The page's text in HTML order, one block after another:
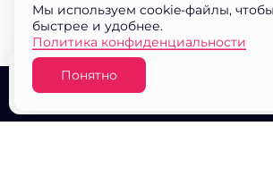
О проекте Выбор квартир
Мы используем cookie-файлы,
быстрее и удобнее.
Политика конфиденциальности
Понятно